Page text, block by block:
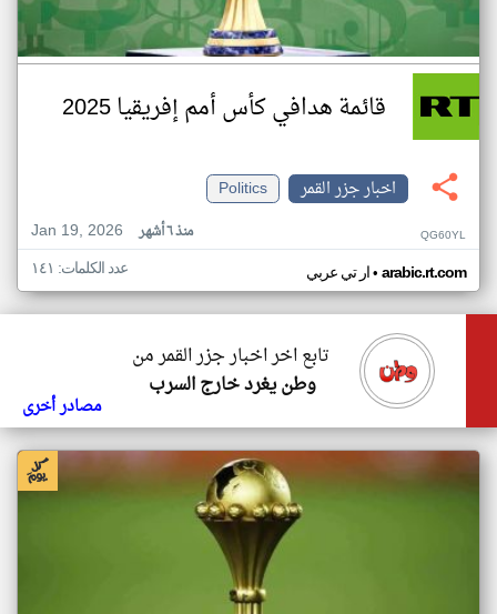
قائمة هدافي كأس أمم إفريقيا 2025
اخبار جزر القمر
Politics
Jan 19, 2026
منذ ٦ أشهر QG60YL
ار تي عربي• arabic.rt.com عدد الكلمات: ١٤١
تابع اخر اخبار جزر القمر من
وطن يغرد خارج السرب
مصادر أخرى